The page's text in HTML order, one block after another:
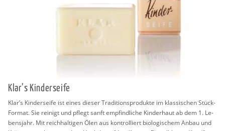
Klar’s Kin­der­sei­fe
Klar’s Kin­der­sei­fe ist eines die­ser Tra­di­ti­ons­pro­duk­te im klas­si­schen Stück-
For­mat. Sie rei­nigt und pflegt sanft emp­find­li­che Kin­der­haut ab dem 1. Le­
bens­jahr. Mit reich­hal­ti­gen Ölen aus kon­trol­liert bio­lo­gi­schem Anbau und